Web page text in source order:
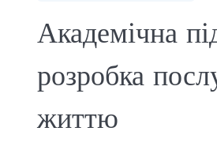
Академічна
розробка
життю